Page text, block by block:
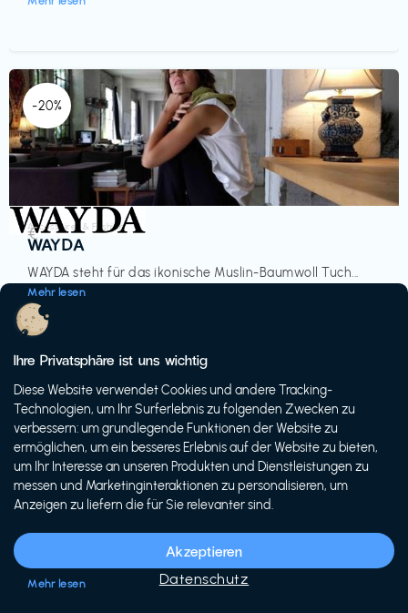
-20%
Accessoires & Fashion
WAYDA
WAYDA steht für das ikonische Muslin-Baumwoll Tuch...
Mehr lesen
€‎
-20%
Siech Cycles
Entdecke den Schweizer Brand für urbane Fahrräder...
Mehr lesen
Ihre Privatsphäre ist uns wichtig
Diese Website verwendet Cookies und andere Tracking-
Technologien, um Ihr Surferlebnis zu folgenden Zwecken zu
verbessern: um grundlegende Funktionen der Website zu
ermöglichen, um ein besseres Erlebnis auf der Website zu bieten,
um Ihr Interesse an unseren Produkten und Dienstleistungen zu
messen und Marketinginteraktionen zu personalisieren, um
Anzeigen zu liefern die für Sie relevanter sind.
Akzeptieren
Datenschutz